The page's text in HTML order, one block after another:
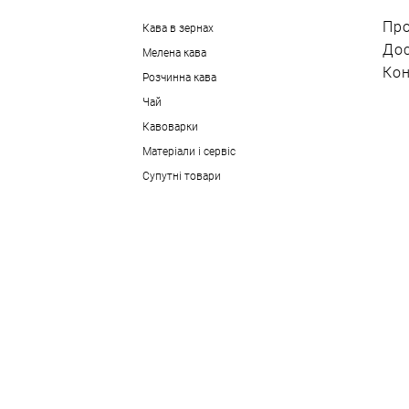
Кава в зернах
Мелена кава
Розчинна кава
Чай
Кавоварки
Матеріали і сервіс
Супутні товари